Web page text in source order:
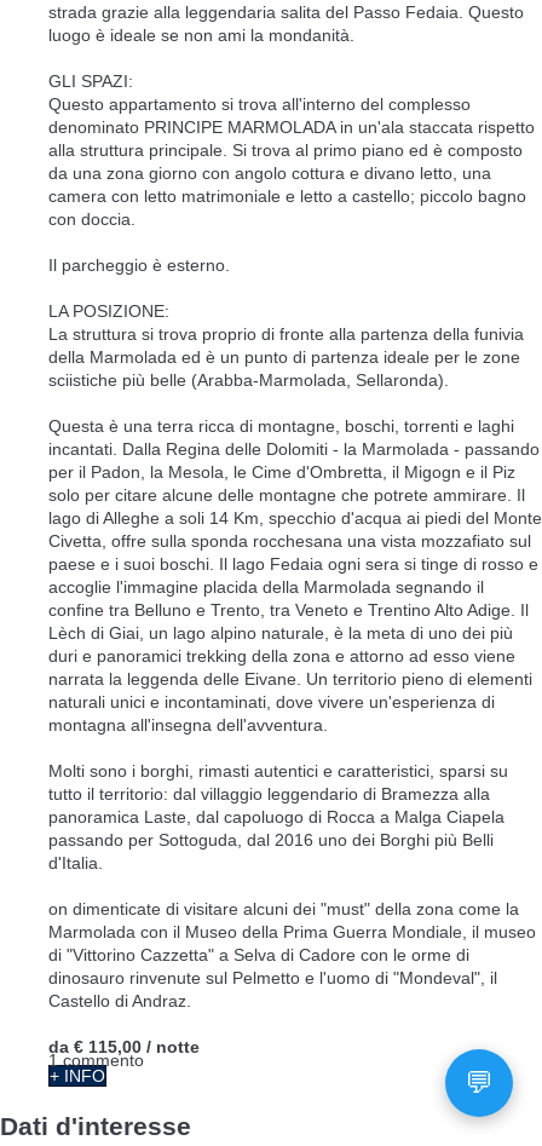
strada grazie alla leggendaria salita del Passo Fedaia. Questo
luogo è ideale se non ami la mondanità.
GLI SPAZI:
Questo appartamento si trova all'interno del complesso
denominato PRINCIPE MARMOLADA in un'ala staccata rispetto
alla struttura principale. Si trova al primo piano ed è composto
da una zona giorno con angolo cottura e divano letto, una
camera con letto matrimoniale e letto a castello; piccolo bagno
con doccia.
Il parcheggio è esterno.
LA POSIZIONE:
La struttura si trova proprio di fronte alla partenza della funivia
della Marmolada ed è un punto di partenza ideale per le zone
sciistiche più belle (Arabba-Marmolada, Sellaronda).
Questa è una terra ricca di montagne, boschi, torrenti e laghi
incantati. Dalla Regina delle Dolomiti - la Marmolada - passando
per il Padon, la Mesola, le Cime d'Ombretta, il Migogn e il Piz
solo per citare alcune delle montagne che potrete ammirare. Il
lago di Alleghe a soli 14 Km, specchio d'acqua ai piedi del Monte
Civetta, offre sulla sponda rocchesana una vista mozzafiato sul
paese e i suoi boschi. Il lago Fedaia ogni sera si tinge di rosso e
accoglie l'immagine placida della Marmolada segnando il
confine tra Belluno e Trento, tra Veneto e Trentino Alto Adige. Il
Lèch di Giai, un lago alpino naturale, è la meta di uno dei più
duri e panoramici trekking della zona e attorno ad esso viene
narrata la leggenda delle Eivane. Un territorio pieno di elementi
naturali unici e incontaminati, dove vivere un'esperienza di
montagna all'insegna dell'avventura.
Molti sono i borghi, rimasti autentici e caratteristici, sparsi su
tutto il territorio: dal villaggio leggendario di Bramezza alla
panoramica Laste, dal capoluogo di Rocca a Malga Ciapela
passando per Sottoguda, dal 2016 uno dei Borghi più Belli
d'Italia.
on dimenticate di visitare alcuni dei "must" della zona come la
Marmolada con il Museo della Prima Guerra Mondiale, il museo
di "Vittorino Cazzetta" a Selva di Cadore con le orme di
dinosauro rinvenute sul Pelmetto e l'uomo di "Mondeval", il
Castello di Andraz.
1 commento
da € 115,00 / notte
+ INFO
Dati d'interesse